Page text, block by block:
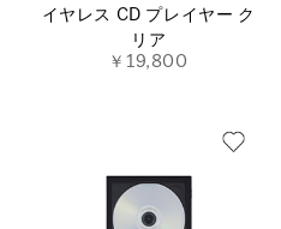
イヤレス CD プレイヤー ク
リア
￥19,800